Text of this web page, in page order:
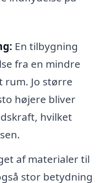
En tilbygning
fra en mindre
rum. Jo større
højere bliver
hvilket
af materialer til
stor betydning